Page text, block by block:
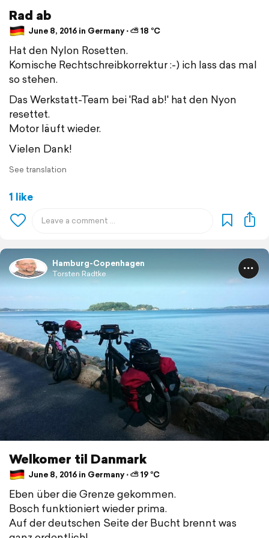
Rad ab
June 8, 2016 in Germany ⋅ ⛅ 18 °C
Hat den Nylon Rosetten.
Komische Rechtschreibkorrektur :-) ich lass das mal
so stehen.
Das Werkstatt-Team bei 'Rad ab!' hat den Nyon
resettet.
Motor läuft wieder.
Vielen Dank!
See translation
1 like
Hamburg-Copenhagen
Torsten Radtke
Welkomer til Danmark
June 8, 2016 in Germany ⋅ ⛅ 19 °C
Eben über die Grenze gekommen.
Bosch funktioniert wieder prima.
Auf der deutschen Seite der Bucht brennt was